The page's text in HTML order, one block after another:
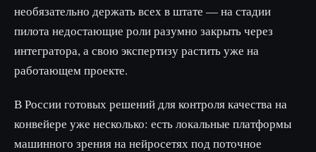
необязательно держать всех в штате — на стадии
пилота недостающие роли разумно закрыть через
интегратора, а свою экспертизу растить уже на
работающем проекте.
В России готовых решений для контроля качества на
конвейере уже несколько: есть локальные платформы
машинного зрения на нейросетях под поточное